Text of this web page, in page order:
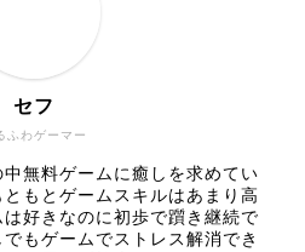
ふわゲーマー
セフ
無料ゲームに癒しを求めてい
もとゲームスキルはあまり高
好きなのに初歩で躓き継続で
もゲームでストレス解消でき